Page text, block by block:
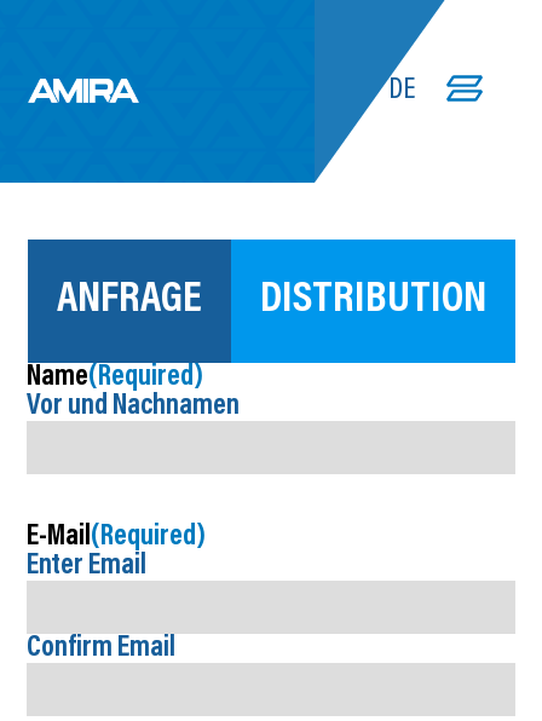
DE
ANFRAGE DISTRIBUTION
Name(Required)
Vor und Nachnamen
E-Mail(Required)
Enter Email
Confirm Email